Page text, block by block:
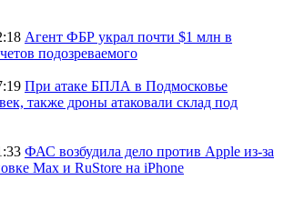
Агент ФБР украл почти $1 млн в
подозреваемого
При атаке БПЛА в Подмосковье
также дроны атаковали склад под
ФАС возбудила дело против Apple из-за
Max и RuStore на iPhone